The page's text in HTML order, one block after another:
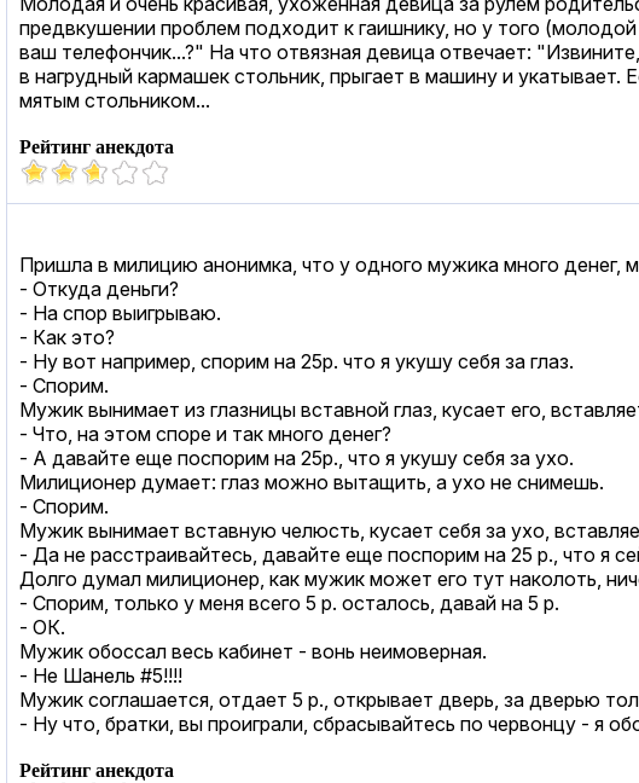
предвкушении проблем подходит к гаишнику, но у того
ваш телефончик...?" На что отвязная девица отвечает:
в нагрудный кармашек стольник, прыгает в машину и
мятым стольником...
Рейтинг анекдота
Пришла в милицию анонимка, что у одного мужика много
- Откуда деньги?
- На спор выигрываю.
- Как это?
- Ну вот например, спорим на 25р. что я укушу себя за глаз.
- Спорим.
Мужик вынимает из глазницы вставной глаз, кусает его,
- Что, на этом споре и так много денег?
- А давайте еще поспорим на 25р., что я укушу себя за ухо.
Милиционер думает: глаз можно вытащить, а ухо не снимешь.
- Спорим.
Мужик вынимает вставную челюсть, кусает себя за ухо,
- Да не расстраивайтесь, давайте еще поспорим на 25 р., что я
Долго думал милиционер, как мужик может его тут наколоть,
- Спорим, только у меня всего 5 р. осталось, давай на 5 р.
- ОК.
Мужик обоссал весь кабинет - вонь неимоверная.
- Не Шанель #5!!!!
Мужик соглашается, отдает 5 р., открывает дверь, за дверью
- Ну что, братки, вы проиграли, сбрасывайтесь по червонцу - я
Рейтинг анекдота